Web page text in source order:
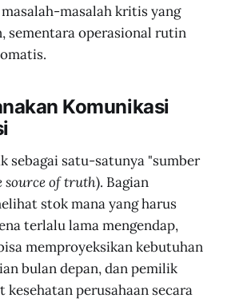
masalah kritis yang
sementara operasional rutin
Komunikasi
sebagai satu-satunya "sumber
source of truth). Bagian
stok mana yang harus
terlalu lama mengendap,
memproyeksikan kebutuhan
bulan depan, dan pemilik
kesehatan perusahaan secara